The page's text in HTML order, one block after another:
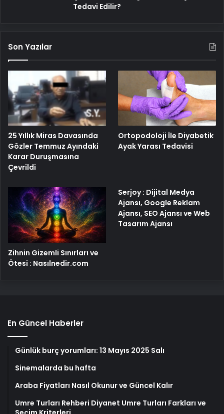
Tedavi Edilir?
Son Yazılar
25 Yıllık Miras Davasında
Gözler Temmuz Ayındaki
Karar Duruşmasına
Çevrildi
Ortopodoloji İle Diyabetik
Ayak Yarası Tedavisi
Zihnin Gizemli Sınırları ve
Ötesi : Nasılnedir.com
Serjoy : Dijital Medya
Ajansı, Google Reklam
Ajansı, SEO Ajansı ve Web
Tasarım Ajansı
En Güncel Haberler
Günlük burç yorumları: 13 Mayıs 2025 Salı
Sinemalarda bu hafta
Araba Fiyatları Nasıl Okunur ve Güncel Kalır
Umre Turları Rehberi Diyanet Umre Turları Farkları ve